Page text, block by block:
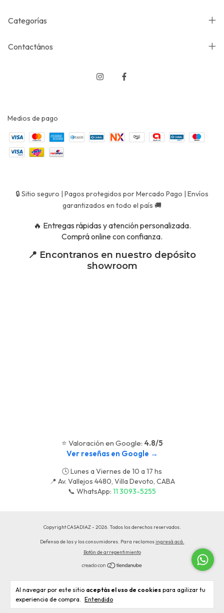
Al navegar por este sitio aceptás el uso de cookies para agilizar tu
experiencia de compra. Entendido
Categorías
Contactános
Medios de pago
🔒 Sitio seguro | Pagos protegidos por Mercado Pago | Envíos
garantizados en todo el país 🚚
🔥 Entregas rápidas y atención personalizada.
Comprá online con confianza.
📍 Encontranos en nuestro depósito
showroom
⭐ Valoración en Google: 4.8/5
Ver reseñas en Google →
🕓 Lunes a Viernes de 10 a 17 hs
📍 Av. Vallejos 4480, Villa Devoto, CABA
📞 WhatsApp: 11 3093-5255
Copyright CASADIAZ - 2026. Todos los derechos reservados.
Defensa de las y los consumidores. Para reclamosingresá acá.
Botón de arrepentimiento